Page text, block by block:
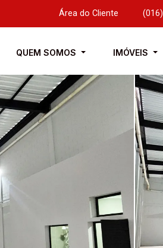
Área do Cliente
QUEM SOMOS IMÓVEIS